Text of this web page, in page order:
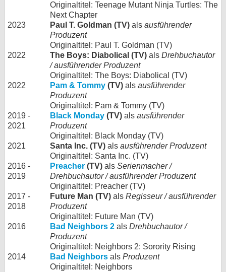
Originaltitel: Teenage Mutant Ninja Turtles: The
Next Chapter
2023
Paul T. Goldman (TV) als ausführender
Produzent
Originaltitel: Paul T. Goldman (TV)
2022
The Boys: Diabolical (TV) als Drehbuchautor
/ ausführender Produzent
Originaltitel: The Boys: Diabolical (TV)
2022
Pam & Tommy (TV) als ausführender
Produzent
Originaltitel: Pam & Tommy (TV)
2019 -
2021
Black Monday (TV) als ausführender
Produzent
Originaltitel: Black Monday (TV)
2021
Santa Inc. (TV) als ausführender Produzent
Originaltitel: Santa Inc. (TV)
2016 -
2019
Preacher (TV) als Serienmacher /
Drehbuchautor / ausführender Produzent
Originaltitel: Preacher (TV)
2017 -
2018
Future Man (TV) als Regisseur / ausführender
Produzent
Originaltitel: Future Man (TV)
2016
Bad Neighbors 2 als Drehbuchautor /
Produzent
Originaltitel: Neighbors 2: Sorority Rising
2014
Bad Neighbors als Produzent
Originaltitel: Neighbors